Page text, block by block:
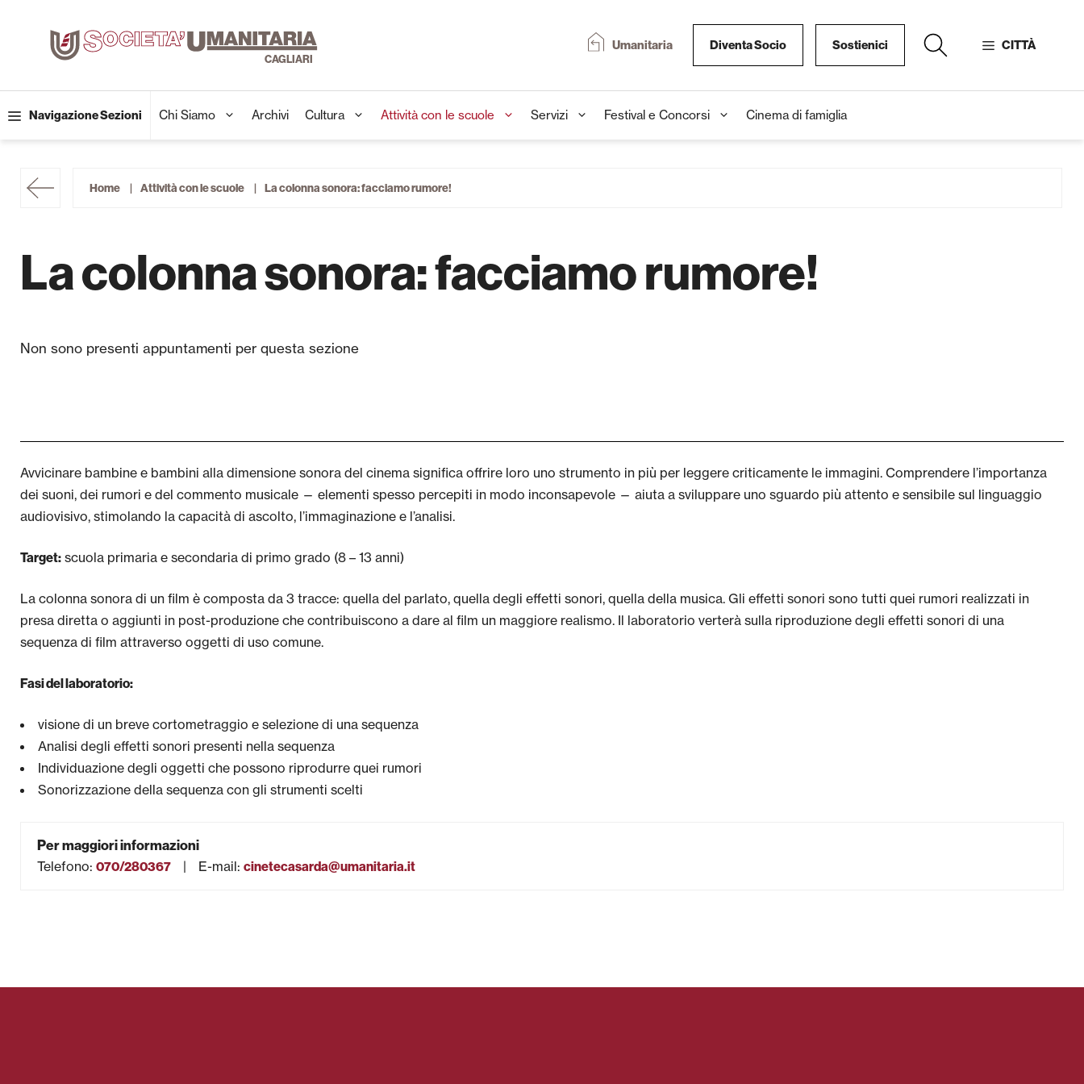
contenuto
Umanitaria Diventa Socio Sostienici CITTÀ
Navigazione Sezioni Chi Siamo Archivi Cultura Attività con le scuole Servizi Festival e Concorsi Cinema di famiglia
Home Attività con le scuole La colonna sonora: facciamo rumore!
La colonna sonora: facciamo rumore!
Per maggiori informazioni
Telefono: 070/280367 E-mail: cinetecasarda@umanitaria.it
Avvicinare bambine e bambini alla dimensione sonora del cinema significa offrire loro uno strumento in più per leggere criticamente le immagini. Comprendere l’importanza
dei suoni, dei rumori e del commento musicale — elementi spesso percepiti in modo inconsapevole — aiuta a sviluppare uno sguardo più attento e sensibile sul linguaggio
audiovisivo, stimolando la capacità di ascolto, l’immaginazione e l’analisi.
Target: scuola primaria e secondaria di primo grado (8 – 13 anni)
La colonna sonora di un film è composta da 3 tracce: quella del parlato, quella degli effetti sonori, quella della musica. Gli effetti sonori sono tutti quei rumori realizzati in
presa diretta o aggiunti in post-produzione che contribuiscono a dare al film un maggiore realismo. Il laboratorio verterà sulla riproduzione degli effetti sonori di una
sequenza di film attraverso oggetti di uso comune.
Fasi del laboratorio:
visione di un breve cortometraggio e selezione di una sequenza
Analisi degli effetti sonori presenti nella sequenza
Individuazione degli oggetti che possono riprodurre quei rumori
Sonorizzazione della sequenza con gli strumenti scelti
Non sono presenti appuntamenti per questa sezione